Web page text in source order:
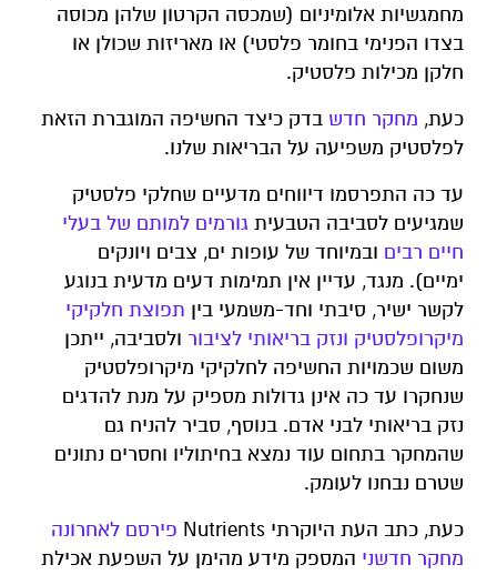
מחמגשיות אלומיניום (שמכסה הקרטון שלהן מכוסה
בצדו הפנימי בחומר פלסטי) או מאריזות שכולן או
חלקן מכילות פלסטיק.
כעת, מחקר חדש בדק כיצד החשיפה המוגברת הזאת
לפלסטיק משפיעה על הבריאות שלנו.
עד כה התפרסמו דיווחים מדעיים שחלקי פלסטיק
שמגיעים לסביבה הטבעית גורמים למותם של בעלי
חיים רבים ובמיוחד של עופות ים, צבים ויונקים
ימיים). מנגד, עדיין אין תמימות דעים מדעית בנוגע
לקשר ישיר, סיבתי וחד-משמעי בין תפוצת חלקיקי
מיקרופלסטיק ונזק בריאותי לציבור ולסביבה, ייתכן
משום שכמויות החשיפה לחלקיקי מיקרופלסטיק
שנחקרו עד כה אינן גדולות מספיק על מנת להדגים
נזק בריאותי לבני אדם. בנוסף, סביר להניח גם
שהמחקר בתחום עוד נמצא בחיתוליו וחסרים נתונים
שטרם נבחנו לעומק.
כעת, כתב העת היוקרתי Nutrients
פירסם לאחרונה
מחקר חדשני המספק מידע מהימן על השפעת אכילת